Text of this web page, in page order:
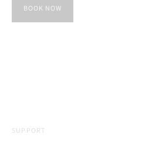
BOOK NOW
SUPPORT